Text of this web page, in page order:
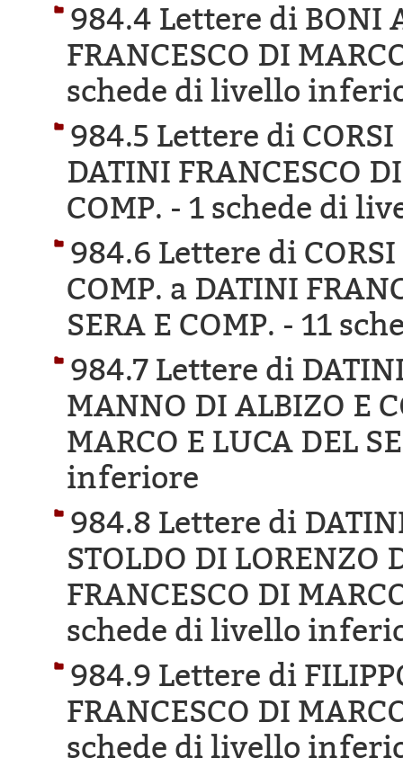
984.4 Lettere di BONI
FRANCESCO DI
schede di livello
984.5 Lettere di CORSI
DATINI FRANCESCO
COMP. - 1 schede di
984.6 Lettere di CORSI
COMP. a DATINI
SERA E COMP. - 11
984.7 Lettere di
MANNO DI ALBIZO E
MARCO E LUCA DEL
inferiore
984.8 Lettere di
STOLDO DI LORENZO
FRANCESCO DI
schede di livello
984.9 Lettere di
FRANCESCO DI
schede di livello